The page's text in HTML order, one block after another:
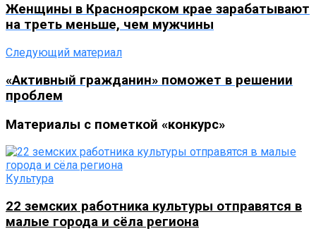
Женщины в Красноярском крае зарабатывают
на треть меньше, чем мужчины
Следующий материал
«Активный гражданин» поможет в решении
проблем
Материалы с пометкой «конкурс»
Культура
22 земских работника культуры отправятся в
малые города и сёла региона